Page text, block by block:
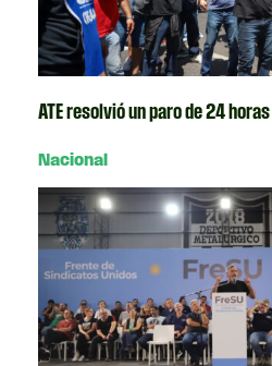
ATE resolvió un paro de 24
Nacional